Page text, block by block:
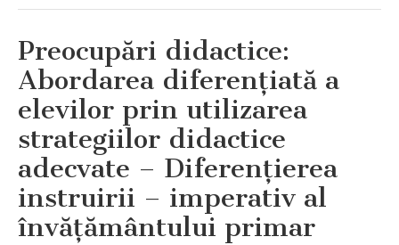
Preocupări didactice:
Abordarea diferenţiată a
elevilor prin utilizarea
strategiilor didactice
adecvate – Diferenţierea
instruirii – imperativ al
învăţământului primar